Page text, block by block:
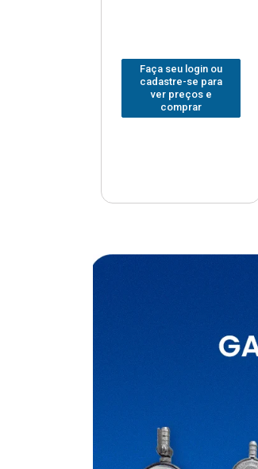
Faça seu login ou
cadastre-se para
ver preços e
comprar